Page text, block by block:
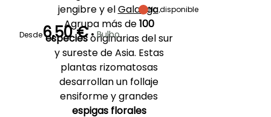
jengibre y elGalanga.
Agrupa más de100
especiesoriginarias del sur
y sureste de Asia. Estas
plantas rizomatosas
desarrollan un follaje
ensiforme y grandes
espigas florales
Periodo de floración
Junio a Julio
Periodo de
plantación
Abril a Junio
Hasta +1,5°C
No disponible
Desde6,50 €• Bulbo